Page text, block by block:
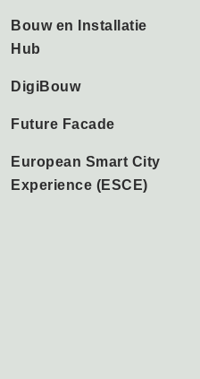
Bouw en Installatie
Hub
DigiBouw
Future Facade
European Smart City
Experience (ESCE)